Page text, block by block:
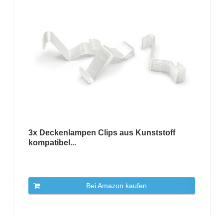
3x Deckenlampen Clips aus Kunststoff
kompatibel...
Bei Amazon kaufen